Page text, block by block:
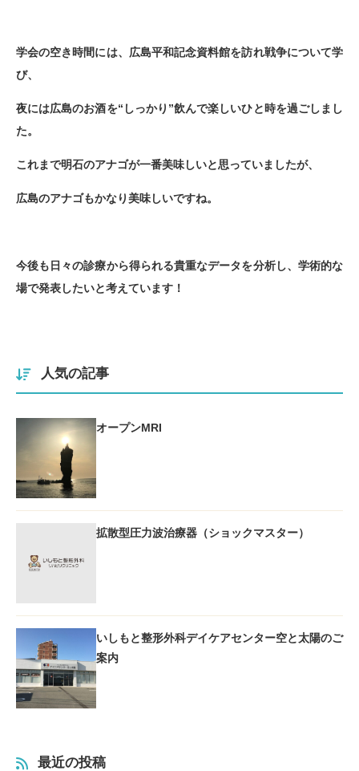
学会の空き時間には、広島平和記念資料館を訪れ戦争について学
び、
夜には広島のお酒を“しっかり”飲んで楽しいひと時を過ごしまし
た。
これまで明石のアナゴが一番美味しいと思っていましたが、
広島のアナゴもかなり美味しいですね。
今後も日々の診療から得られる貴重なデータを分析し、学術的な
場で発表したいと考えています！
人気の記事
オープンMRI
拡散型圧力波治療器（ショックマスター）
いしもと整形外科デイケアセンター空と太陽のご
案内
最近の投稿